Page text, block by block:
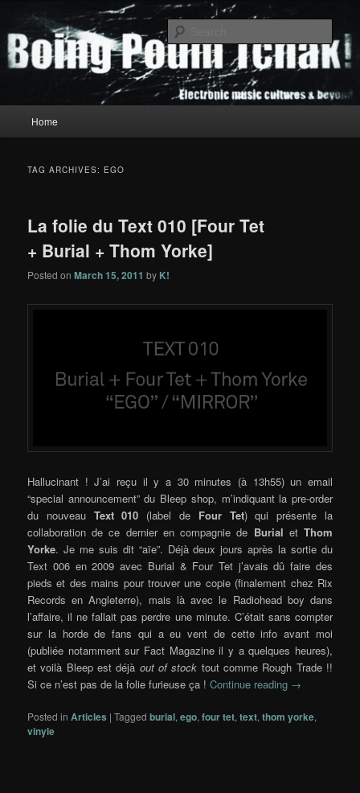
primary
content
secondary
contentBoing Poum Tchak!
Home
TAG ARCHIVES: EGO
La folie du Text 010 [Four Tet
+ Burial + Thom Yorke]
Posted onMarch 15, 2011 by K!
Hallucinant ! J’ai reçu il y a 30 minutes (à 13h55) un email
“special announcement” du Bleep shop, m’indiquant la pre-order
du nouveau Text 010 (label de Four Tet) qui présente la
collaboration de ce dernier en compagnie de Burial et Thom
Yorke. Je me suis dit “aïe”. Déjà deux jours après la sortie du
Text 006 en 2009 avec Burial & Four Tet j’avais dû faire des
pieds et des mains pour trouver une copie (finalement chez Rix
Records en Angleterre), mais là avec le Radiohead boy dans
l’affaire, il ne fallait pas perdre une minute. C’était sans compter
sur la horde de fans qui a eu vent de cette info avant moi
(publiée notamment sur Fact Magazine il y a quelques heures),
et voilà Bleep est déjà out of stock tout comme Rough Trade !!
Si ce n’est pas de la folie furieuse ça !Continue reading →
Posted in Articles |Tagged burial,ego,four tet,text,thom yorke,
vinyle